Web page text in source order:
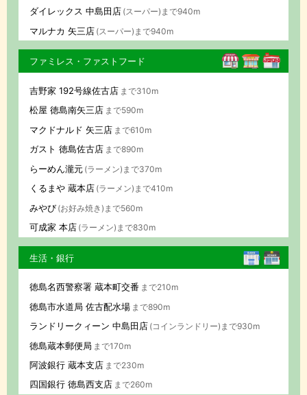
ダイレックス 中島田店 (スーパー)まで940m
マルナカ 矢三店 (スーパー)まで940m
ファミレス・ファストフード
吉野家 192号線佐古店 まで310m
松屋 徳島南矢三店 まで590m
マクドナルド 矢三店 まで610m
ガスト 徳島佐古店 まで890m
らーめん瀧元 (ラーメン)まで370m
くるまや 蔵本店 (ラーメン)まで410m
みやび (お好み焼き)まで560m
可成家 本店 (ラーメン)まで830m
生活・銀行
徳島名西警察署 蔵本町交番 まで210m
徳島市水道局 佐古配水場 まで890m
ランドリークィーン 中島田店 (コインランドリー)まで930m
徳島蔵本郵便局 まで170m
阿波銀行 蔵本支店 まで230m
四国銀行 徳島西支店 まで260m